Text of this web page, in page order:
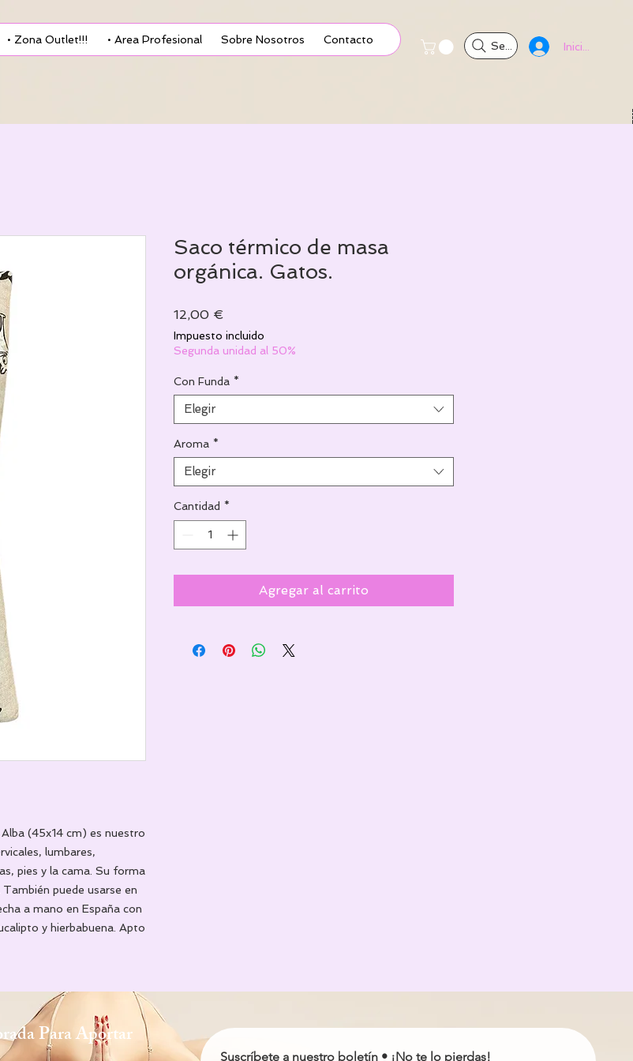
• Zona Outlet!!! • Area Profesional Sobre Nosotros Contacto
Iniciar sesión
Search
(45x14 cm) es nuestro
lumbares,
pies y la cama. Su forma
puede usarse en
a mano en España con
y hierbabuena. Apto
Saco térmico de masa
orgánica. Gatos.
12,00 €
Impuesto incluido
Segunda unidad al 50%
Con Funda *
Elegir
Aroma *
Elegir
Cantidad *
Agregar al carrito
Para Aportar
Suscríbete a nuestro boletín • ¡No te lo pierdas!